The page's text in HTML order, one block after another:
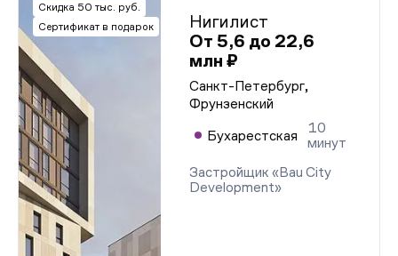
Скидка 50 тыс. руб.
Сертификат в подарок
Нигилист
От 5,6 до 22,6
млн ₽
Санкт-Петербург,
Фрунзенский
Бухарестская
10
минут
Застройщик «Bau City
Development»